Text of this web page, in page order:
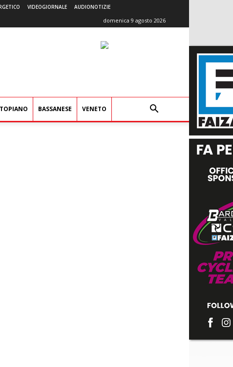
VIDEOGIORNALE AUDIONOTIZIE
domenica 9 agosto 2026
BASSANESE VENETO